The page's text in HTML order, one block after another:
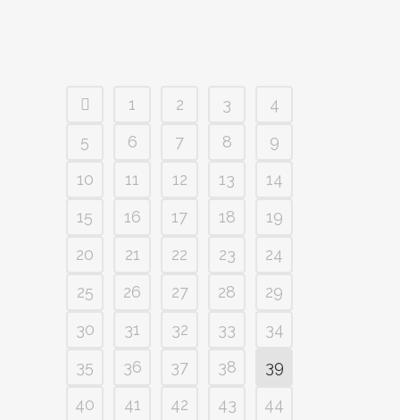
1 2 3
4
5
6 7 8
9
10
11 12 13
14
15
16 17 18
19
20
21 22 23
24
25
26 27 28
29
30
31 32 33
34
35
36 37 38
39
40
41 42 43
44